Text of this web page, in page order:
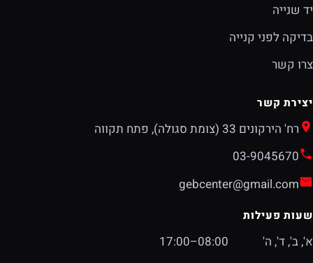
יד שנייה
בדיקה לפני קנייה
צרו קשר
יצירת קשר
רח' הירקונים 33 (צומת סגולה), פתח תקווה
03-9045670
gebcenter@gmail.com
שעות פעילות
א', ב', ד', ה'
08:00–17:00